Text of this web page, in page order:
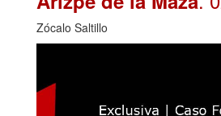
Zócalo Saltillo